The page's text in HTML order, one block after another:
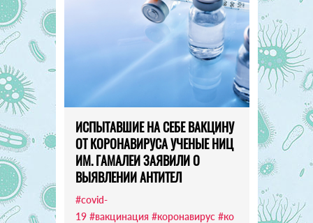
ИСПЫТАВШИЕ НА СЕБЕ ВАКЦИНУ
ОТ КОРОНАВИРУСА УЧЕНЫЕ НИЦ
ИМ. ГАМАЛЕИ ЗАЯВИЛИ О
ВЫЯВЛЕНИИ АНТИТЕЛ
#covid-
19 #вакцинация #коронавирус #ко